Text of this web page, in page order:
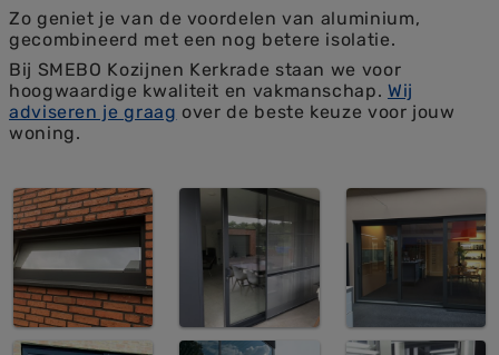
Zo geniet je van de voordelen van aluminium,
gecombineerd met een nog betere isolatie.
Bij SMEBO Kozijnen Kerkrade staan we voor
hoogwaardige kwaliteit en vakmanschap. Wij
adviseren je graag over de beste keuze voor jouw
woning.